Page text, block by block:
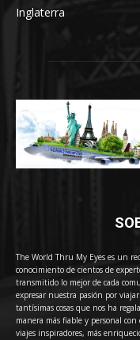
Inglaterra
The World Thru My Eyes es un
conocimiento de cientos de
transmitido lo mejor de cada
expresar nuestra pasión por
tantísimas cosas que nos ha
manera más fiable y personal
viajes inspiradores, más